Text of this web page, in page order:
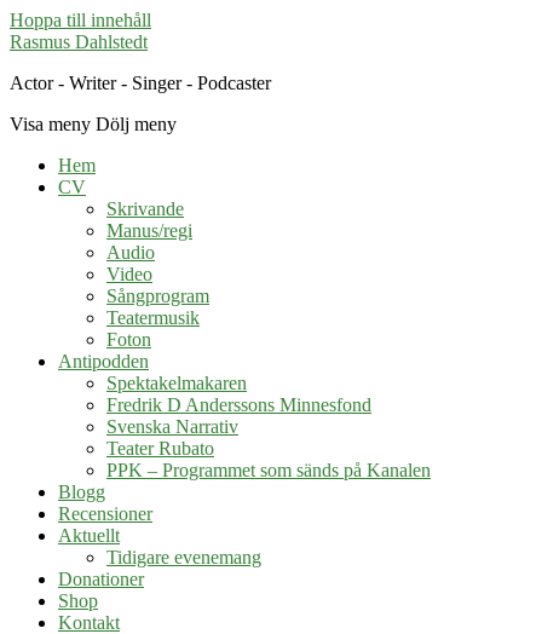
Hoppa till innehåll
Rasmus Dahlstedt
Actor - Writer - Singer - Podcaster
Visa meny Dölj meny
Hem
CV
Skrivande
Manus/regi
Audio
Video
Sångprogram
Teatermusik
Foton
Antipodden
Spektakelmakaren
Fredrik D Anderssons Minnesfond
Svenska Narrativ
Teater Rubato
PPK – Programmet som sänds på Kanalen
Blogg
Recensioner
Aktuellt
Tidigare evenemang
Donationer
Shop
Kontakt